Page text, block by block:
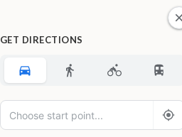
GET DIRECTIONS